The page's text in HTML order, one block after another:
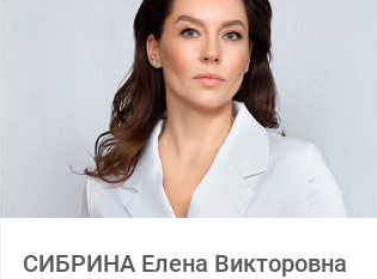
СИБРИНА Елена Викторовна